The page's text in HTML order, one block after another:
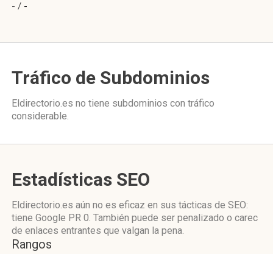
- / -
Tráfico de Subdominios
Eldirectorio.es no tiene subdominios con tráfico
considerable.
Estadísticas SEO
Eldirectorio.es aún no es eficaz en sus tácticas de SEO:
tiene Google PR 0. También puede ser penalizado o carec
de enlaces entrantes que valgan la pena.
Rangos